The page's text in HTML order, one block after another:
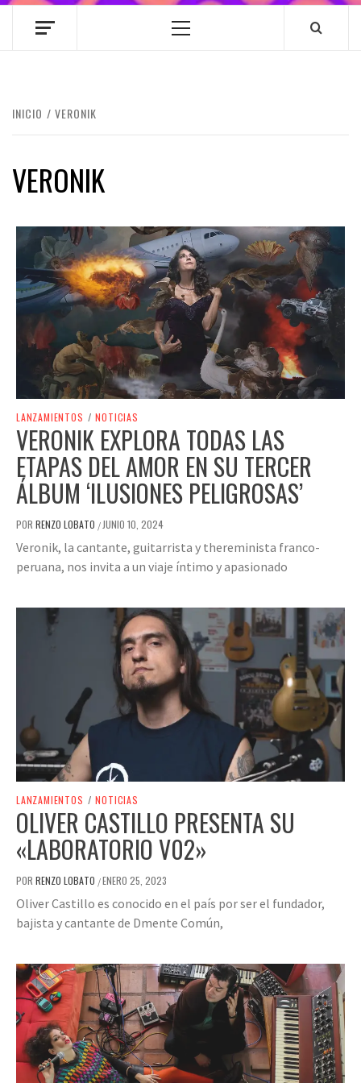
Menú
INICIO VERONIK
VERONIK
LANZAMIENTOS / NOTICIAS
VERONIK EXPLORA TODAS LAS
ETAPAS DEL AMOR EN SU TERCER
ÁLBUM ‘ILUSIONES PELIGROSAS’
POR RENZO LOBATO / JUNIO 10, 2024
Veronik, la cantante, guitarrista y thereminista franco-
peruana, nos invita a un viaje íntimo y apasionado
LANZAMIENTOS / NOTICIAS
OLIVER CASTILLO PRESENTA SU
«LABORATORIO V02»
POR RENZO LOBATO /ENERO 25, 2023
Oliver Castillo es conocido en el país por ser el fundador,
bajista y cantante de Dmente Común,